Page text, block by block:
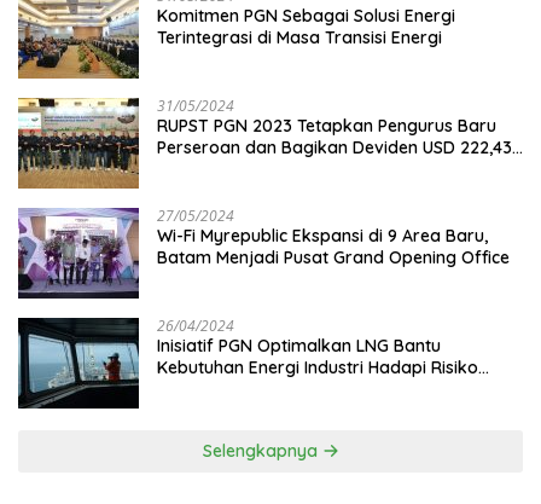
Komitmen PGN Sebagai Solusi Energi
Terintegrasi di Masa Transisi Energi
31/05/2024
RUPST PGN 2023 Tetapkan Pengurus Baru
Perseroan dan Bagikan Deviden USD 222,43
27/05/2024
Wi-Fi Myrepublic Ekspansi di 9 Area Baru,
Batam Menjadi Pusat Grand Opening Office
26/04/2024
Inisiatif PGN Optimalkan LNG Bantu
Kebutuhan Energi Industri Hadapi Risiko
Selengkapnya